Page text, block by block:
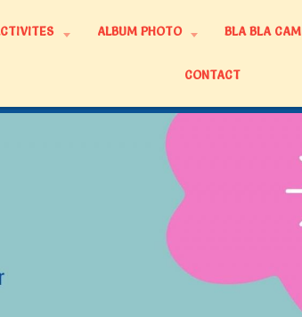
ALBUM PHOTO BLA BLA CAM
CONTACT